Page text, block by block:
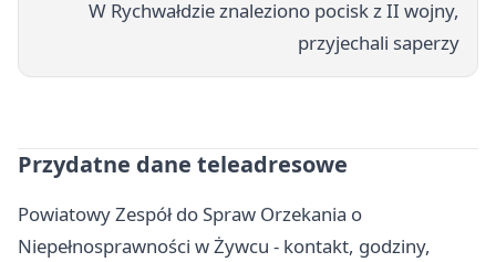
W Rychwałdzie znaleziono pocisk z II wojny,
przyjechali saperzy
Przydatne dane teleadresowe
Powiatowy Zespół do Spraw Orzekania o
Niepełnosprawności w Żywcu - kontakt, godziny,